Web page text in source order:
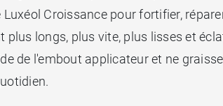
Croissance pour fortifier,
longs, plus vite, plus lisses et
de l'embout applicateur et ne